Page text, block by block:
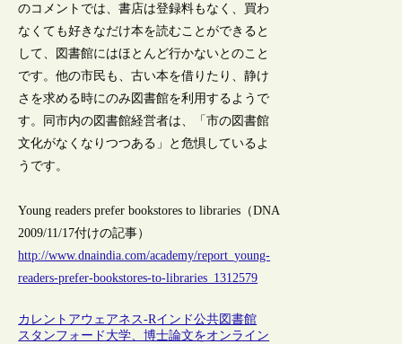
のコメントでは、書店は登録料もなく、買わ
なくても好きなだけ本を読むことができると
して、図書館にはほとんど行かないとのこと
です。他の市民も、古い本を借りたり、静け
さを求める時にのみ図書館を利用するようで
す。同市内の図書館経営者は、「市の図書館
文化がなくなりつつある」と危惧しているよ
うです。
Young readers prefer bookstores to libraries（DNA
2009/11/17付けの記事）
http://www.dnaindia.com/academy/report_young-
readers-prefer-bookstores-to-libraries_1312579
カレントアウェアネス-Rインド公共図書館
スタンフォード大学、博士論文をオンライン